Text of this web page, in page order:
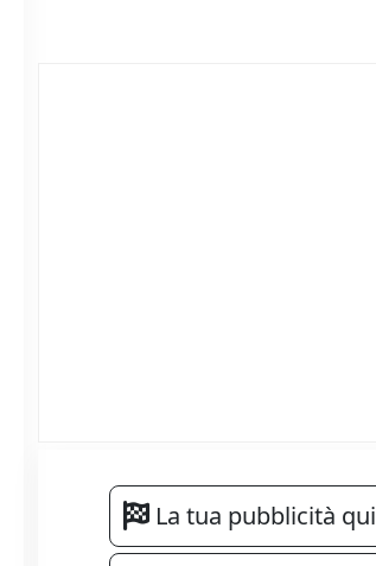
La tua pubblicità qui